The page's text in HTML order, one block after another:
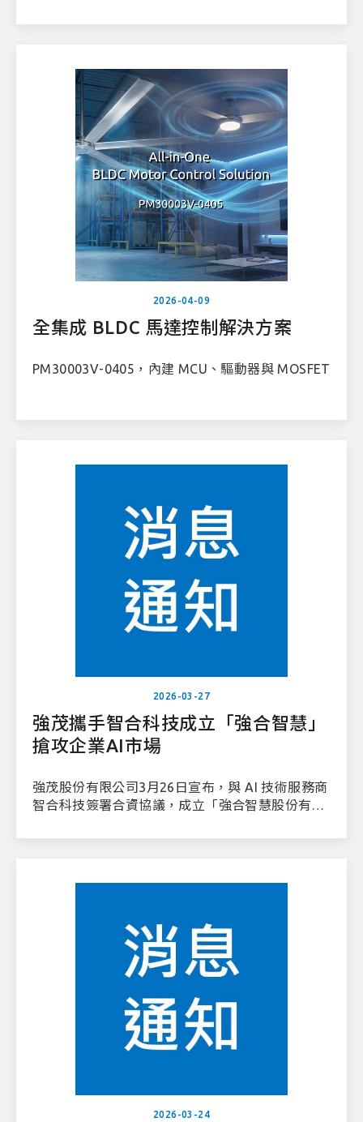
2026-04-09
全集成 BLDC 馬達控制解決方案
PM30003V-0405，內建 MCU、驅動器與 MOSFET
2026-03-27
強茂攜手智合科技成立「強合智慧」
搶攻企業AI市場
強茂股份有限公司3月26日宣布，與 AI 技術服務商
智合科技簽署合資協議，成立「強合智慧股份有限
場，初期鎖定半導體智慧製造領域。
2026-03-24